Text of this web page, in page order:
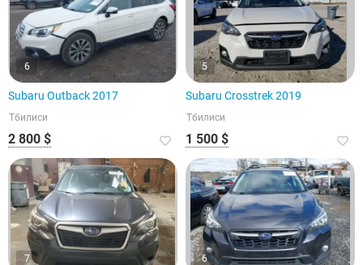
6
Subaru Outback 2017
Тбилиси
2 800 $
5
Subaru Crosstrek 2019
Тбилиси
1 500 $
7 6